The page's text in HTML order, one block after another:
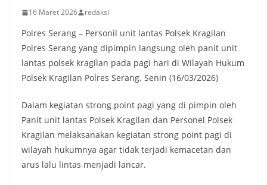
16 Maret 2026 redaksi
Polres Serang – Personil unit lantas Polsek Kragilan
Polres Serang yang dipimpin langsung oleh panit unit
lantas polsek kragilan pada pagi hari di Wilayah Hukum
Polsek Kragilan Polres Serang. Senin (16/03/2026)
Dalam kegiatan strong point pagi yang di pimpin oleh
Panit unit lantas Polsek Kragilan dan Personel Polsek
Kragilan melaksanakan kegiatan strong point pagi di
wilayah hukumnya agar tidak terjadi kemacetan dan
arus lalu lintas menjadi lancar.